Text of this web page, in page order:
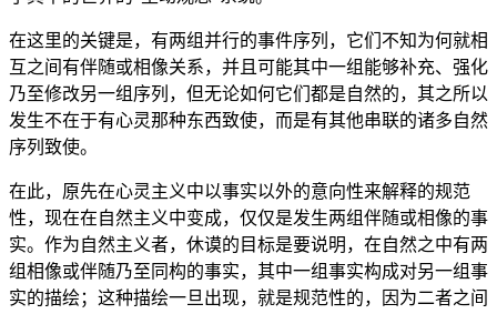
在这里的关键是，有两组并行的事件序列，它们不知为何就相
互之间有伴随或相像关系，并且可能其中一组能够补充、强化
乃至修改另一组序列，但无论如何它们都是自然的，其之所以
发生不在于有心灵那种东西致使，而是有其他串联的诸多自然
序列致使。
在此，原先在心灵主义中以事实以外的意向性来解释的规范
性，现在在自然主义中变成，仅仅是发生两组伴随或相像的事
实。作为自然主义者，休谟的目标是要说明，在自然之中有两
组相像或伴随乃至同构的事实，其中一组事实构成对另一组事
实的描绘；这种描绘一旦出现，就是规范性的，因为二者之间